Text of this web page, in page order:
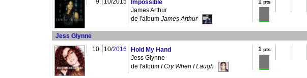
9. 10/2015
Impossible
James Arthur
de l'album James Arthur
1 pts
Jess Glynne
10. 10/2016
Hold My Hand
Jess Glynne
de l'album I Cry When I Laugh
1 pts